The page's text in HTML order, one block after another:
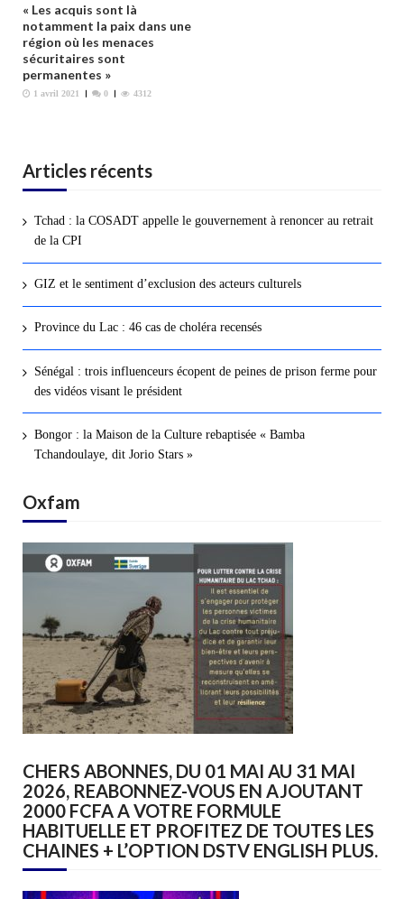
« Les acquis sont là
notamment la paix dans une
région où les menaces
sécuritaires sont
permanentes »
1 avril 2021 0 4312
Articles récents
Tchad : la COSADT appelle le gouvernement à renoncer au retrait
de la CPI
GIZ et le sentiment d’exclusion des acteurs culturels
Province du Lac : 46 cas de choléra recensés
Sénégal : trois influenceurs écopent de peines de prison ferme pour
des vidéos visant le président
Bongor : la Maison de la Culture rebaptisée « Bamba
Tchandoulaye, dit Jorio Stars »
Oxfam
CHERS ABONNES, DU 01 MAI AU 31 MAI
2026, REABONNEZ-VOUS EN AJOUTANT
2000 FCFA A VOTRE FORMULE
HABITUELLE ET PROFITEZ DE TOUTES LES
CHAINES + L’OPTION DSTV ENGLISH PLUS.